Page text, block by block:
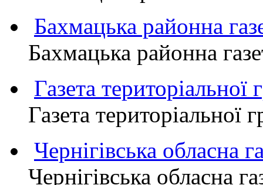
Бахмацька районна
Бахмацька районна
Газета
Газета
Чернігівська обласна
Чернігівська обласна